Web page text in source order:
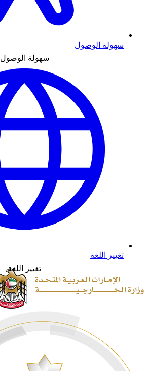
سهولة الوصول
سهولة الوصول
تغيير اللغة
تغيير اللغة